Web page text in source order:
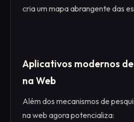
cria um mapa abrangente das
Aplicativos modernos
na Web
Além dos mecanismos de
na web agora potencializa: